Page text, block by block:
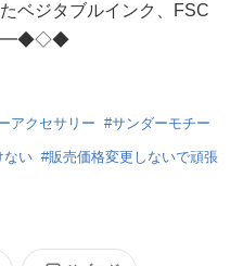
ベジタブルインク、FSC
━━◆◇◆
アクセサリー #サンダーモチー
ない #販売価格変更しないで頑張